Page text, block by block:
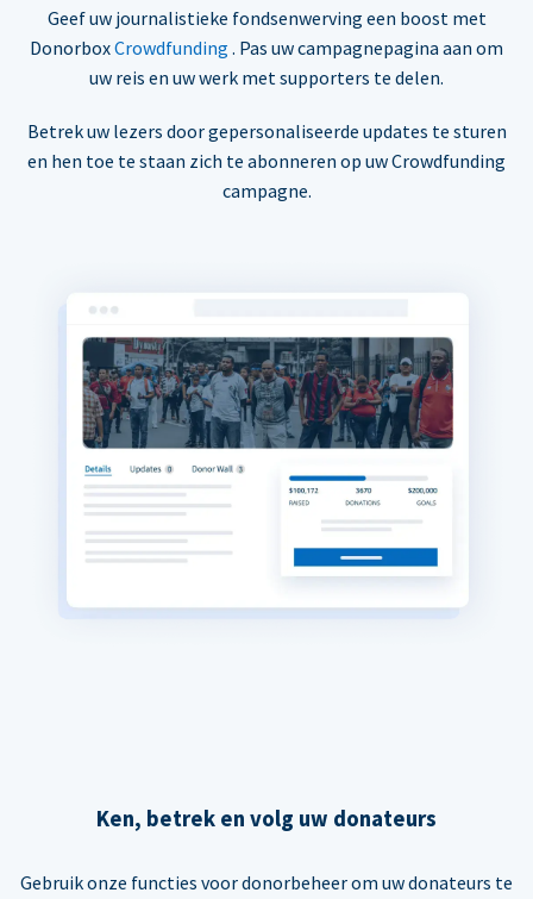
Geef uw journalistieke fondsenwerving een boost met
DonorboxCrowdfunding . Pas uw campagnepagina aan om
uw reis en uw werk met supporters te delen.
Betrek uw lezers door gepersonaliseerde updates te sturen
en hen toe te staan zich te abonneren op uw Crowdfunding
campagne.
Ken, betrek en volg uw donateurs
Gebruik onze functies voor donorbeheer om uw donateurs te